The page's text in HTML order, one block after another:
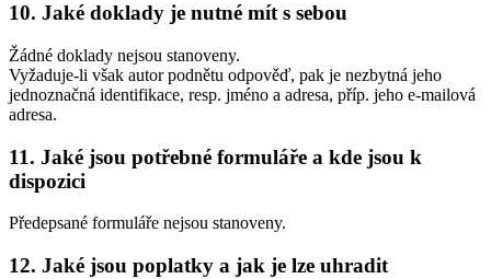
10. Jaké doklady je nutné mít s sebou
Žádné doklady nejsou stanoveny.
Vyžaduje-li však autor podnětu odpověď, pak je nezbytná jeho
jednoznačná identifikace, resp. jméno a adresa, příp. jeho e-mailová
adresa.
11. Jaké jsou potřebné formuláře a kde jsou k
dispozici
Předepsané formuláře nejsou stanoveny.
12. Jaké jsou poplatky a jak je lze uhradit